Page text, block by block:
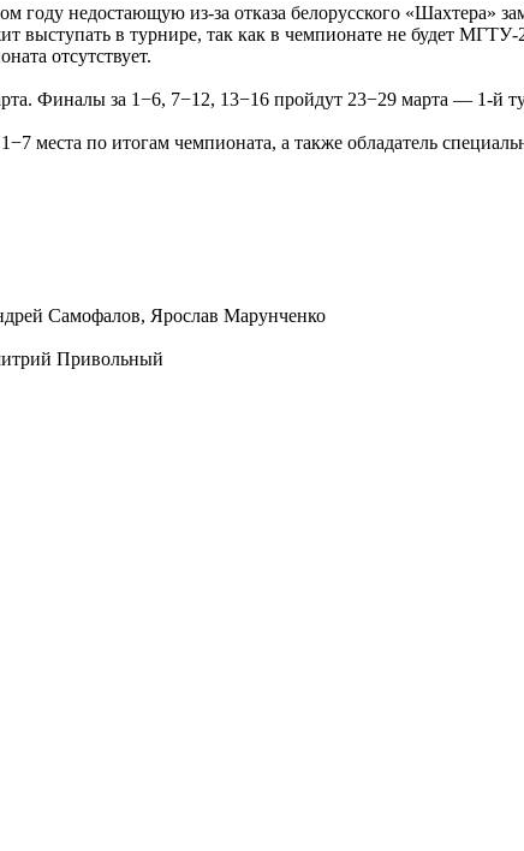
недостающую из-за отказа белорусского «Шахтера»
выступать в турнире, так как в чемпионате не будет
отсутствует.
Финалы за 1−6, 7−12, 13−16 пройдут 23−29 марта — 1-й
места по итогам чемпионата, а также обладатель
Самофалов, Ярослав Марунченко
Привольный